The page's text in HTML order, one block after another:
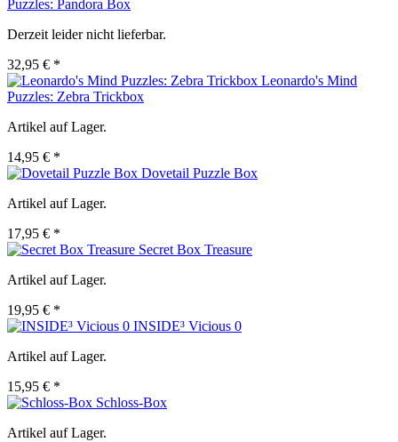
Puzzles: Pandora Box
Derzeit leider nicht lieferbar.
32,95 € *
Leonardo's Mind
Puzzles: Zebra Trickbox
Artikel auf Lager.
14,95 € *
Dovetail Puzzle Box
Artikel auf Lager.
17,95 € *
Secret Box Treasure
Artikel auf Lager.
19,95 € *
INSIDE³ Vicious 0
Artikel auf Lager.
15,95 € *
Schloss-Box
Artikel auf Lager.